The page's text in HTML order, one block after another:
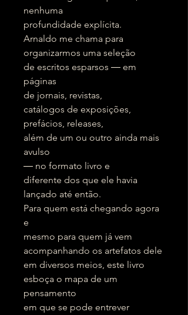
nenhuma
profundidade explícita.
Arnaldo me chama para
organizarmos uma seleção
de escritos esparsos ― em
páginas
de jornais, revistas,
catálogos de exposições,
prefácios, releases,
além de um ou outro ainda mais
avulso
― no formato livro e
diferente dos que ele havia
lançado até então.
Para quem está chegando agora
e
mesmo para quem já vem
acompanhando os artefatos dele
em diversos meios, este livro
esboça o mapa de um
pensamento
em que se pode entrever